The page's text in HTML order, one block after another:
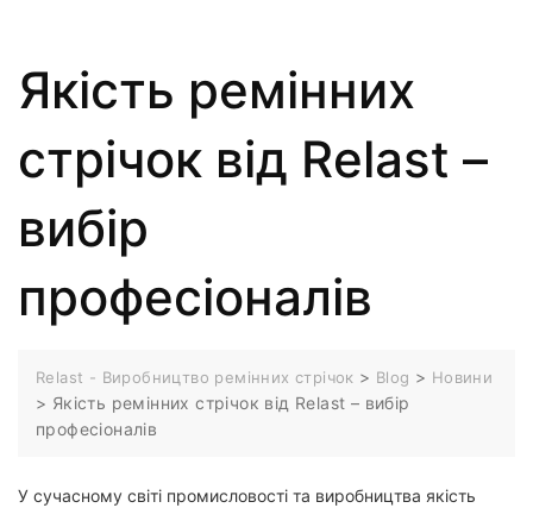
Якість ремінних
стрічок від Relast –
вибір
професіоналів
Relast - Виробництво ремінних стрічок > Blog > Новини
> Якість ремінних стрічок від Relast – вибір
професіоналів
У сучасному світі промисловості та виробництва якість